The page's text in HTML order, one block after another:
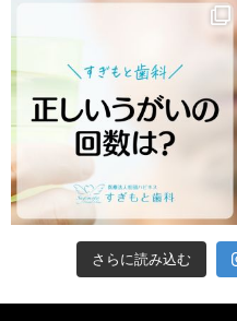
さらに読み込む